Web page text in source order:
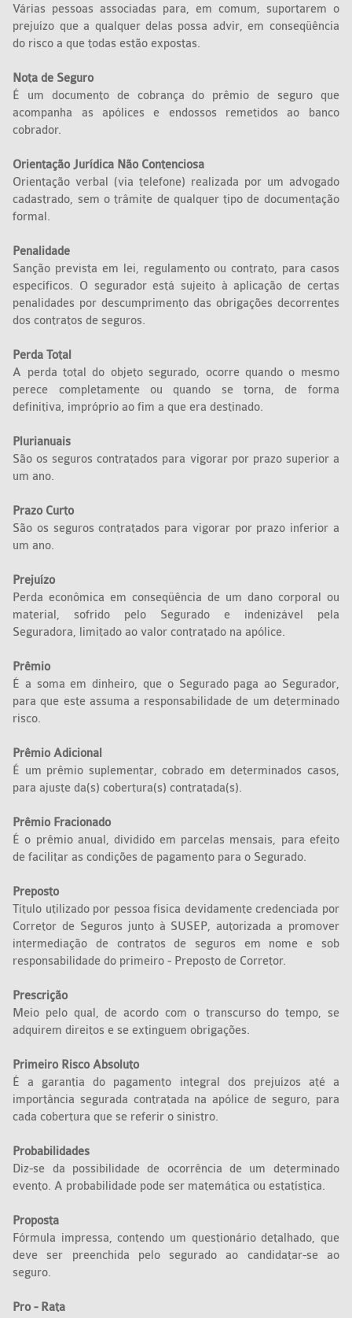
Várias pessoas associadas para, em comum, suportarem o
prejuízo que a qualquer delas possa advir, em conseqüência
do risco a que todas estão expostas.
Nota de Seguro
É um documento de cobrança do prêmio de seguro que
acompanha as apólices e endossos remetidos ao banco
cobrador.
Orientação Jurídica Não Contenciosa
Orientação verbal (via telefone) realizada por um advogado
cadastrado, sem o trâmite de qualquer tipo de documentação
formal.
Penalidade
Sanção prevista em lei, regulamento ou contrato, para casos
específicos. O segurador está sujeito à aplicação de certas
penalidades por descumprimento das obrigações decorrentes
dos contratos de seguros.
Perda Total
A perda total do objeto segurado, ocorre quando o mesmo
perece completamente ou quando se torna, de forma
definitiva, impróprio ao fim a que era destinado.
Plurianuais
São os seguros contratados para vigorar por prazo superior a
um ano.
Prazo Curto
São os seguros contratados para vigorar por prazo inferior a
um ano.
Prejuízo
Perda econômica em conseqüência de um dano corporal ou
material, sofrido pelo Segurado e indenizável pela
Seguradora, limitado ao valor contratado na apólice.
Prêmio
É a soma em dinheiro, que o Segurado paga ao Segurador,
para que este assuma a responsabilidade de um determinado
risco.
Prêmio Adicional
É um prêmio suplementar, cobrado em determinados casos,
para ajuste da(s) cobertura(s) contratada(s).
Prêmio Fracionado
É o prêmio anual, dividido em parcelas mensais, para efeito
de facilitar as condições de pagamento para o Segurado.
Preposto
Título utilizado por pessoa física devidamente credenciada por
Corretor de Seguros junto à SUSEP, autorizada a promover
intermediação de contratos de seguros em nome e sob
responsabilidade do primeiro - Preposto de Corretor.
Prescrição
Meio pelo qual, de acordo com o transcurso do tempo, se
adquirem direitos e se extinguem obrigações.
Primeiro Risco Absoluto
É a garantia do pagamento integral dos prejuízos até a
importância segurada contratada na apólice de seguro, para
cada cobertura que se referir o sinistro.
Probabilidades
Diz-se da possibilidade de ocorrência de um determinado
evento. A probabilidade pode ser matemática ou estatística.
Proposta
Fórmula impressa, contendo um questionário detalhado, que
deve ser preenchida pelo segurado ao candidatar-se ao
seguro.
Pro - Rata